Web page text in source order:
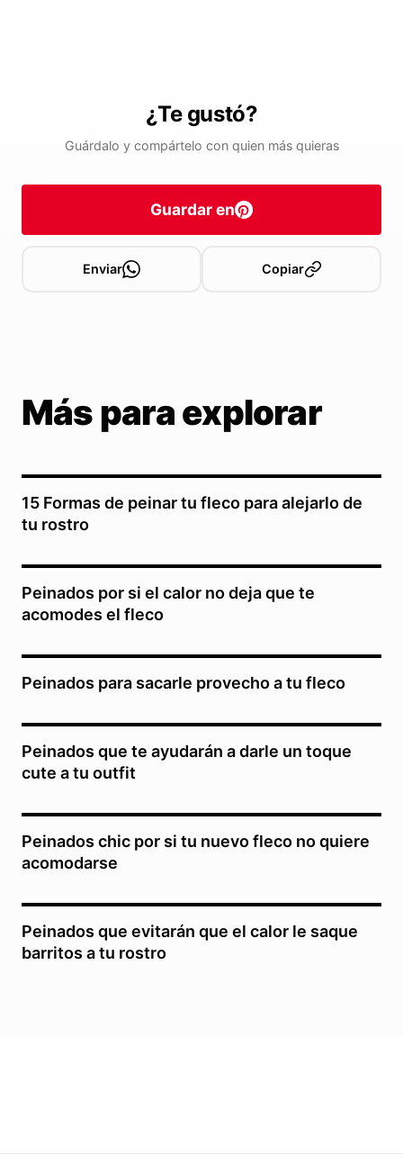
¿Te gustó?
Guárdalo y compártelo con quien más quieras
Guardar en
Enviar Copiar
Más para explorar
15 Formas de peinar tu fleco para alejarlo de
tu rostro
Peinados por si el calor no deja que te
acomodes el fleco
Peinados para sacarle provecho a tu fleco
Peinados que te ayudarán a darle un toque
cute a tu outfit
Peinados chic por si tu nuevo fleco no quiere
acomodarse
Peinados que evitarán que el calor le saque
barritos a tu rostro